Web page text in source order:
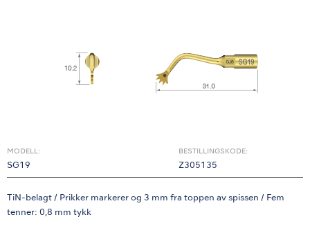
MODELL:
SG19
BESTILLINGSKODE:
Z305135
TiN-belagt / Prikker markerer og 3 mm fra toppen av spissen / Fem
tenner: 0,8 mm tykk